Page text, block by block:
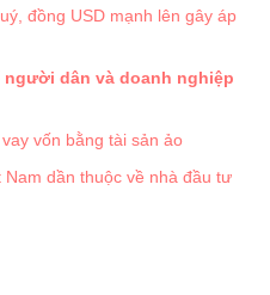
đồng USD mạnh lên gây áp
dân và doanh nghiệp
vốn bằng tài sản ảo
dần thuộc về nhà đầu tư